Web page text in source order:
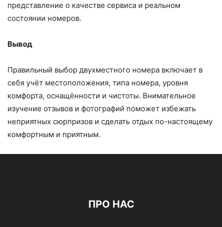
представление о качестве сервиса и реальном
состоянии номеров.
Вывод
Правильный выбор двухместного номера включает в
себя учёт местоположения, типа номера, уровня
комфорта, оснащённости и чистоты. Внимательное
изучение отзывов и фотографий поможет избежать
неприятных сюрпризов и сделать отдых по-настоящему
комфортным и приятным.
ПРО НАС